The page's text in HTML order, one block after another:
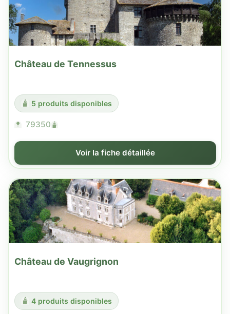
Château de Tennessus
5 produits disponibles
79350
Voir la fiche détaillée
Château de Vaugrignon
4 produits disponibles